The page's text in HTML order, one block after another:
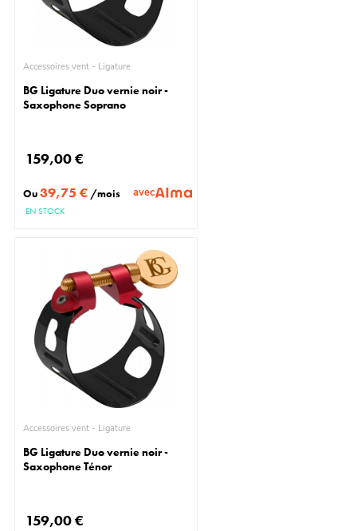
Accessoires vent - Ligature
BG Ligature Duo vernie noir -
Saxophone Soprano
159,00 €
Ou39,75 € /mois avec
EN STOCK
Accessoires vent - Ligature
BG Ligature Duo vernie noir -
Saxophone Ténor
159,00 €